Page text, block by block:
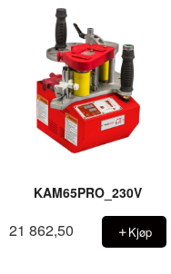
KAM65PRO_230V
21 862,50 Kjøp